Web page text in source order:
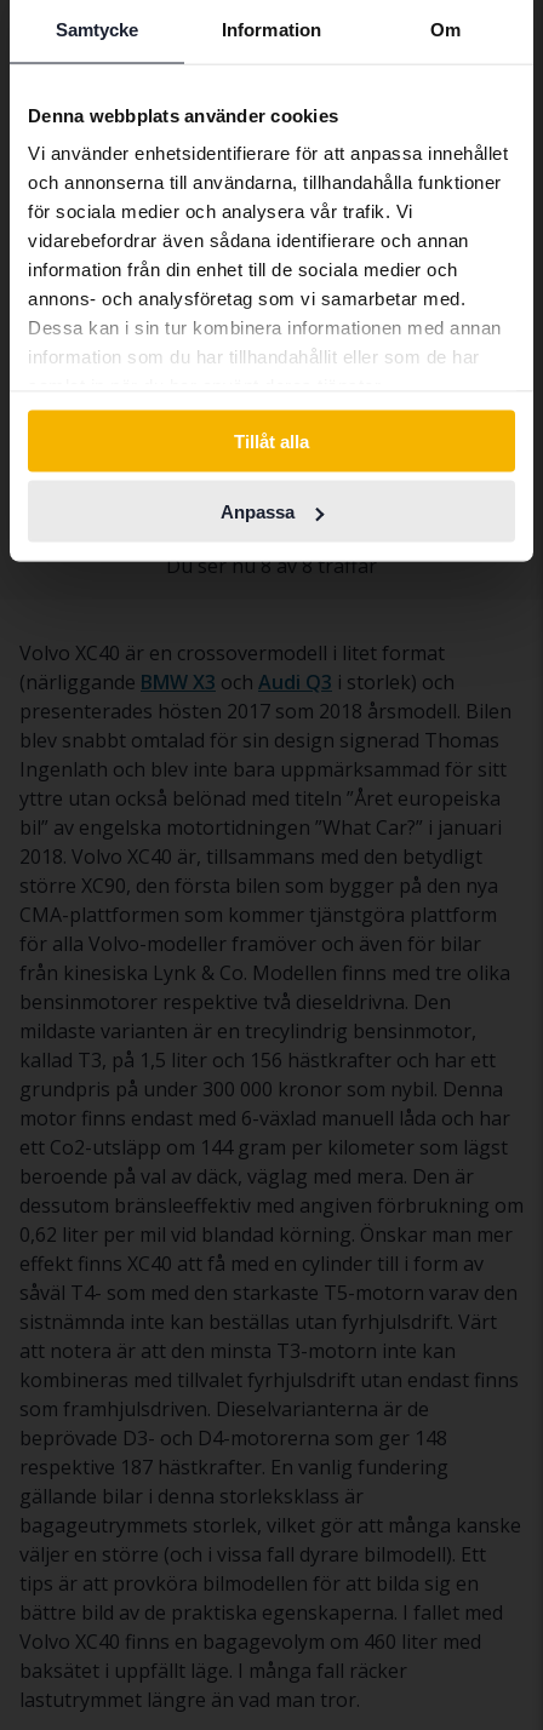
Samtycke Information Om
Denna webbplats använder cookies
Vi använder enhetsidentifierare för att anpassa innehållet
och annonserna till användarna, tillhandahålla funktioner
för sociala medier och analysera vår trafik. Vi
vidarebefordrar även sådana identifierare och annan
information från din enhet till de sociala medier och
annons- och analysföretag som vi samarbetar med.
Dessa kan i sin tur kombinera informationen med annan
information som du har tillhandahållit eller som de har
Tillåt alla
Anpassa
Volvo XC40
P6 Recharge
Kungälv (Ellesbo)
Du ser nu 8 av 8 träffar
Volvo XC40 är en crossovermodell i litet format
(närliggande BMW X3 och Audi Q3 i storlek) och
presenterades hösten 2017 som 2018 årsmodell. Bilen
blev snabbt omtalad för sin design signerad Thomas
Ingenlath och blev inte bara uppmärksammad för sitt
yttre utan också belönad med titeln ”Året europeiska
bil” av engelska motortidningen ”What Car?” i januari
2018. Volvo XC40 är, tillsammans med den betydligt
större XC90, den första bilen som bygger på den nya
CMA-plattformen som kommer tjänstgöra plattform
för alla Volvo-modeller framöver och även för bilar
från kinesiska Lynk & Co. Modellen finns med tre olika
bensinmotorer respektive två dieseldrivna. Den
mildaste varianten är en trecylindrig bensinmotor,
kallad T3, på 1,5 liter och 156 hästkrafter och har ett
grundpris på under 300 000 kronor som nybil. Denna
motor finns endast med 6-växlad manuell låda och har
ett Co2-utsläpp om 144 gram per kilometer som lägst
beroende på val av däck, väglag med mera. Den är
dessutom bränsleeffektiv med angiven förbrukning om
0,62 liter per mil vid blandad körning. Önskar man mer
effekt finns XC40 att få med en cylinder till i form av
såväl T4- som med den starkaste T5-motorn varav den
sistnämnda inte kan beställas utan fyrhjulsdrift. Värt
att notera är att den minsta T3-motorn inte kan
kombineras med tillvalet fyrhjulsdrift utan endast finns
som framhjulsdriven. Dieselvarianterna är de
beprövade D3- och D4-motorerna som ger 148
respektive 187 hästkrafter. En vanlig fundering
gällande bilar i denna storleksklass är
bagageutrymmets storlek, vilket gör att många kanske
väljer en större (och i vissa fall dyrare bilmodell). Ett
tips är att provköra bilmodellen för att bilda sig en
bättre bild av de praktiska egenskaperna. I fallet med
Volvo XC40 finns en bagagevolym om 460 liter med
baksätet i uppfällt läge. I många fall räcker
lastutrymmet längre än vad man tror.
Preferred language
We have detected that your browser
Swedish. To better service our friends
abroad we have an English language
site (kvdcars.com) that contains all the
same vehicles and services.
Continue in Swedish
Switch to...